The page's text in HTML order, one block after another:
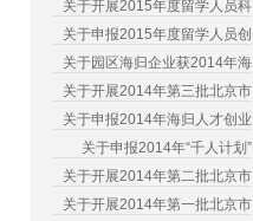
关于开展2015年度留学人员科
关于申报2015年度留学人员创
关于园区海归企业获2014年海
关于开展2014年第三批北京市
关于申报2014年海归人才创业
关于申报2014年“千人计划”
关于开展2014年第二批北京市
关于开展2014年第一批北京市